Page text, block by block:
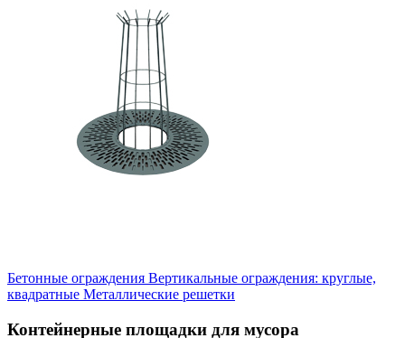
Бетонные ограждения Вертикальные ограждения: круглые,
квадратные Металлические решетки
Контейнерные площадки для мусора